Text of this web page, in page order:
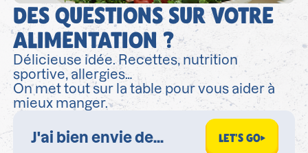
DES QUESTIONS SUR VOTRE
ALIMENTATION ?
Délicieuse idée. Recettes, nutrition
sportive, allergies…
On met tout sur la table pour vous aider à
mieux manger.
LET'S GO